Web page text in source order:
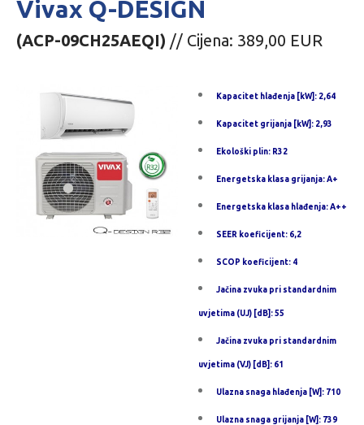
Vivax Q-DESIGN
(ACP-09CH25AEQI) // Cijena: 389,00 EUR
Kapacitet hlađenja [kW]: 2,64
Kapacitet grijanja [kW]: 2,93
Ekološki plin: R32
Energetska klasa grijanja: A+
Energetska klasa hlađenja: A++
SEER koeficijent: 6,2
SCOP koeficijent: 4
Jačina zvuka pri standardnim
uvjetima (UJ) [dB]: 55
Jačina zvuka pri standardnim
uvjetima (VJ) [dB]: 61
Ulazna snaga hlađenja [W]: 710
Ulazna snaga grijanja [W]: 739